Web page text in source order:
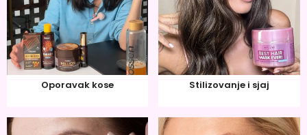
Oporavak kose Stilizovanje i sjaj